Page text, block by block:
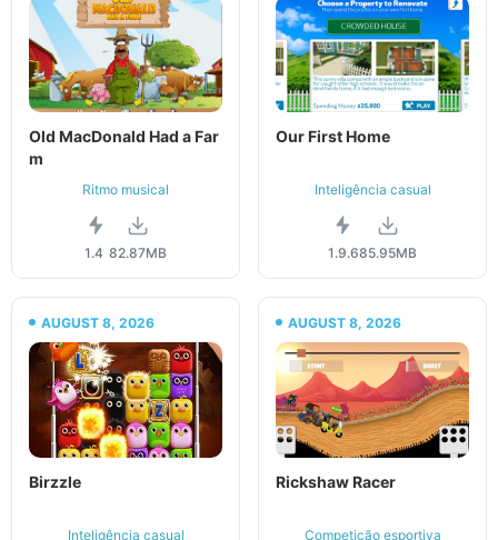
Old MacDonald Had a Far
m
Ritmo musical
1.4 82.87MB
Our First Home
Inteligência casual
1.9.685.95MB
AUGUST 8, 2026
Birzzle
Inteligência casual
AUGUST 8, 2026
Rickshaw Racer
Competição esportiva